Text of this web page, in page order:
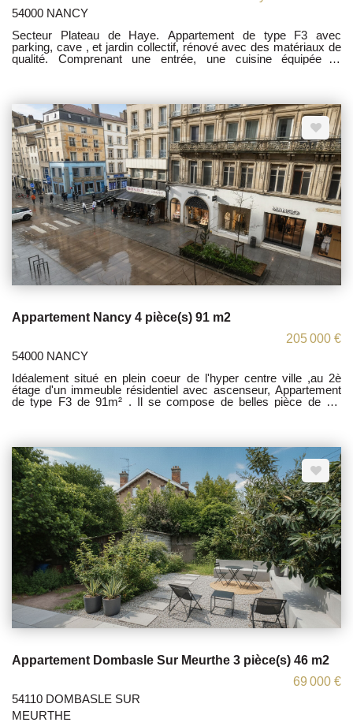
54000 NANCY
Secteur Plateau de Haye. Appartement de type F3 avec
parking, cave , et jardin collectif, rénové avec des matériaux de
qualité. Comprenant une entrée, une cuisine équipée et
entretien des communs, compris dans les charges. Proche
toute commodité . Idéal étudiant Facultées, Ecole IRTS. Bus
,ect ect ... Les informations sur les risques auxquels ce bien est
exposé sont disponibles sur le site Géorisques :
www.georisques.gouv.fr
Appartement Nancy 4 pièce(s) 91 m2
205 000 €
54000 NANCY
Idéalement situé en plein coeur de l'hyper centre ville ,au 2è
étage d'un immeuble résidentiel avec ascenseur, Appartement
de type F3 de 91m² . Il se compose de belles pièce de vie
vos besoin ( bureau, espace professionnel Les informations sur
les risques auxquels ce bien est exposé sont disponibles sur le
site Géorisques : www.georisques.gouv.fr.
Appartement Dombasle Sur Meurthe 3 pièce(s) 46 m2
69 000 €
54110 DOMBASLE SUR
MEURTHE